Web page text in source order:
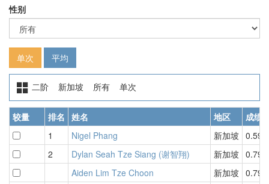
性别
单次 平均
二阶 新加坡 所有 单次
较量 排名 姓名 地区
成绩
1
Nigel Phang 新加坡 0.59
2
Dylan Seah Tze Siang (谢智翔) 新加坡 0.79
Aiden Lim Tze Choon
新加坡 0.79